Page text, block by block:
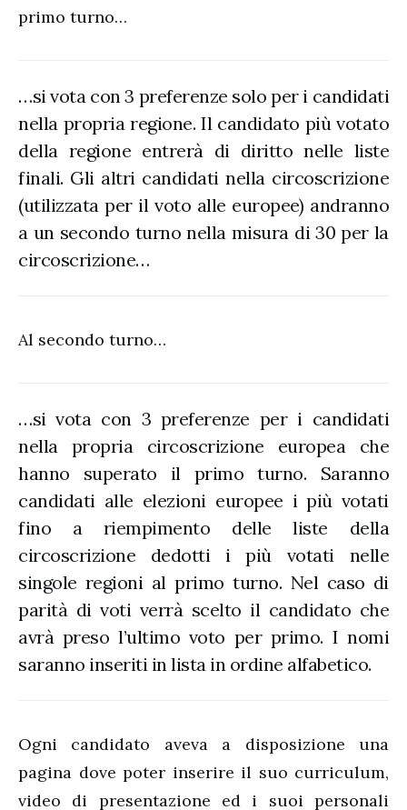
primo turno…
…si vota con 3 preferenze solo per i candidati
nella propria regione. Il candidato più votato
della regione entrerà di diritto nelle liste
finali. Gli altri candidati nella circoscrizione
(utilizzata per il voto alle europee) andranno
a un secondo turno nella misura di 30 per la
circoscrizione…
Al secondo turno…
…si vota con 3 preferenze per i candidati
nella propria circoscrizione europea che
hanno superato il primo turno. Saranno
candidati alle elezioni europee i più votati
fino a riempimento delle liste della
circoscrizione dedotti i più votati nelle
singole regioni al primo turno. Nel caso di
parità di voti verrà scelto il candidato che
avrà preso l’ultimo voto per primo. I nomi
saranno inseriti in lista in ordine alfabetico.
Ogni candidato aveva a disposizione una
pagina dove poter inserire il suo curriculum,
video di presentazione ed i suoi personali